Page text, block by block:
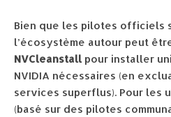
Bien que les pilotes officiels
l’écosystème autour peut
NVCleanstall pour installer
NVIDIA nécessaires (en
services superflus). Pour les
(basé sur des pilotes